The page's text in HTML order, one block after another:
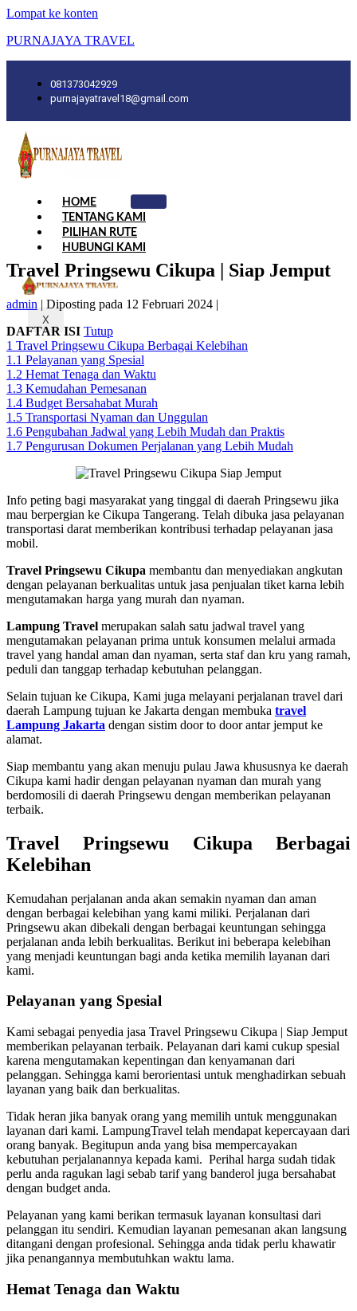
Lompat ke konten
PURNAJAYA TRAVEL
081373042929
purnajayatravel18@gmail.com
HOME
TENTANG KAMI
PILIHAN RUTE
HUBUNGI KAMI
X
Travel Pringsewu Cikupa | Siap Jemput
admin | Diposting pada 12 Februari 2024 |
DAFTAR ISI Tutup
1 Travel Pringsewu Cikupa Berbagai Kelebihan
1.1 Pelayanan yang Spesial
1.2 Hemat Tenaga dan Waktu
1.3 Kemudahan Pemesanan
1.4 Budget Bersahabat Murah
1.5 Transportasi Nyaman dan Unggulan
1.6 Pengubahan Jadwal yang Lebih Mudah dan Praktis
1.7 Pengurusan Dokumen Perjalanan yang Lebih Mudah
Info peting bagi masyarakat yang tinggal di daerah Pringsewu jika
mau berpergian ke Cikupa Tangerang. Telah dibuka jasa pelayanan
transportasi darat memberikan kontribusi terhadap pelayanan jasa
mobil.
Travel Pringsewu Cikupa membantu dan menyediakan angkutan
dengan pelayanan berkualitas untuk jasa penjualan tiket karna lebih
mengutamakan harga yang murah dan nyaman.
Lampung Travel merupakan salah satu jadwal travel yang
mengutamakan pelayanan prima untuk konsumen melalui armada
travel yang handal aman dan nyaman, serta staf dan kru yang ramah,
peduli dan tanggap terhadap kebutuhan pelanggan.
Selain tujuan ke Cikupa, Kami juga melayani perjalanan travel dari
daerah Lampung tujuan ke Jakarta dengan membuka travel
Lampung Jakarta dengan sistim door to door antar jemput ke
alamat.
Siap membantu yang akan menuju pulau Jawa khususnya ke daerah
Cikupa kami hadir dengan pelayanan nyaman dan murah yang
berdomosili di daerah Pringsewu dengan memberikan pelayanan
terbaik.
Travel Pringsewu Cikupa Berbagai
Kelebihan
Kemudahan perjalanan anda akan semakin nyaman dan aman
dengan berbagai kelebihan yang kami miliki. Perjalanan dari
Pringsewu akan dibekali dengan berbagai keuntungan sehingga
perjalanan anda lebih berkualitas. Berikut ini beberapa kelebihan
yang menjadi keuntungan bagi anda ketika memilih layanan dari
kami.
Pelayanan yang Spesial
Kami sebagai penyedia jasa Travel Pringsewu Cikupa | Siap Jemput
memberikan pelayanan terbaik. Pelayanan dari kami cukup spesial
karena mengutamakan kepentingan dan kenyamanan dari
pelanggan. Sehingga kami berorientasi untuk menghadirkan sebuah
layanan yang baik dan berkualitas.
Tidak heran jika banyak orang yang memilih untuk menggunakan
layanan dari kami. LampungTravel telah mendapat kepercayaan dari
orang banyak. Begitupun anda yang bisa mempercayakan
kebutuhan perjalanannya kepada kami. Perihal harga sudah tidak
perlu anda ragukan lagi sebab tarif yang banderol juga bersahabat
dengan budget anda.
Pelayanan yang kami berikan termasuk layanan konsultasi dari
pelanggan itu sendiri. Kemudian layanan pemesanan akan langsung
ditangani dengan profesional. Sehingga anda tidak perlu khawatir
jika penangannya membutuhkan waktu lama.
Hemat Tenaga dan Waktu